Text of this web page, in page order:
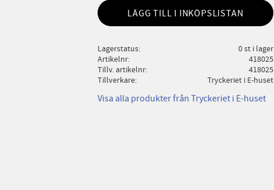
LÄGG TILL I INKÖPSLISTAN
Lagerstatus
0 st i lager
Artikelnr
418025
Tillv. artikelnr
418025
Tillverkare
Tryckeriet i E-huset
Visa alla produkter från Tryckeriet i E-huset